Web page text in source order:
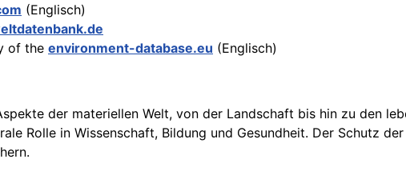
(Englisch)
of the environment-database.eu (Englisch)
der materiellen Welt, von der Landschaft bis hin zu den
Rolle in Wissenschaft, Bildung und Gesundheit. Der Schutz